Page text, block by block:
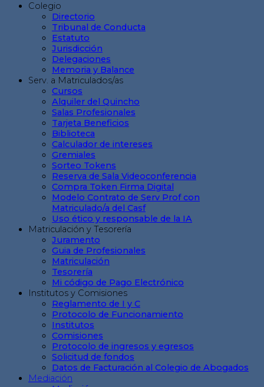
Colegio
Directorio
Tribunal de Conducta
Estatuto
Jurisdicción
Delegaciones
Memoria y Balance
Serv. a Matriculados/as
Cursos
Alquiler del Quincho
Salas Profesionales
Tarjeta Beneficios
Biblioteca
Calculador de intereses
Gremiales
Sorteo Tokens
Reserva de Sala Videoconferencia
Compra Token Firma Digital
Modelo Contrato de Serv Prof con
Matriculado/a del Casf
Uso ético y responsable de la IA
Matriculación y Tesorería
Juramento
Guia de Profesionales
Matriculación
Tesorería
Mi código de Pago Electrónico
Institutos y Comisiones
Reglamento de I y C
Protocolo de Funcionamiento
Institutos
Comisiones
Protocolo de ingresos y egresos
Solicitud de fondos
Datos de Facturación al Colegio de Abogados
Mediación